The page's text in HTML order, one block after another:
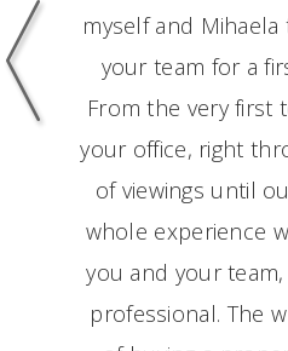
myself and
your team for a
From the very first
your office, right
of viewings until
whole experience
you and your
professional. The
Previous